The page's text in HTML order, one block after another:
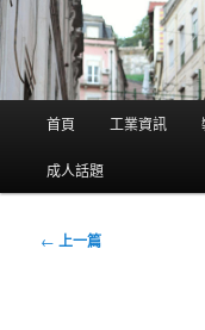
單
首頁 工業資訊
成人話題
文
← 上一篇